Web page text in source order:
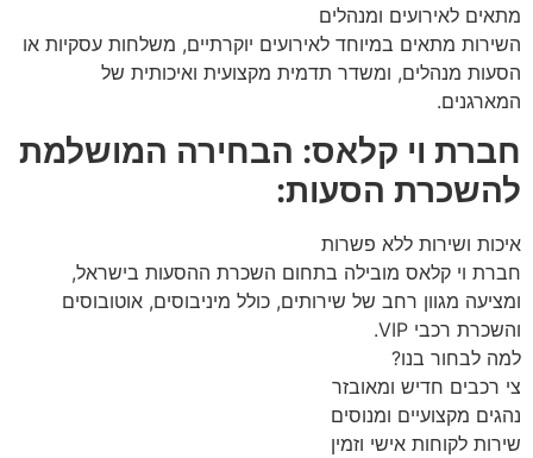
מתאים לאירועים ומנהלים
השירות מתאים במיוחד לאירועים יוקרתיים, משלחות עסקיות או
הסעות מנהלים, ומשדר תדמית מקצועית ואיכותית של
המארגנים.
חברת וי קלאס: הבחירה המושלמת
להשכרת הסעות:
איכות ושירות ללא פשרות
חברת וי קלאס מובילה בתחום השכרת ההסעות בישראל,
ומציעה מגוון רחב של שירותים, כולל מיניבוסים, אוטובוסים
והשכרת רכבי VIP.
למה לבחור בנו?
צי רכבים חדיש ומאובזר
נהגים מקצועיים ומנוסים
שירות לקוחות אישי וזמין